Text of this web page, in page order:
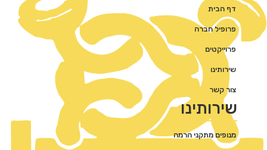
דף הבית
פרופיל חברה
פרוייקטים
שירותינו
צור קשר
שירותינו
מנופים מתקני הרמה